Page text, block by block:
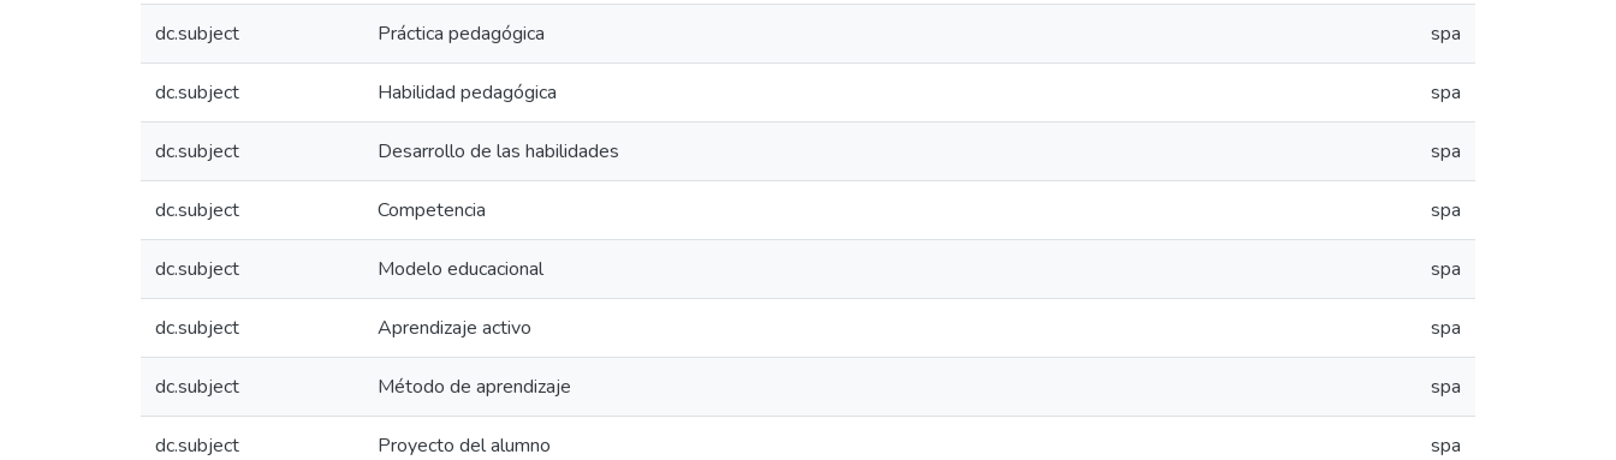
dc.subject Práctica pedagógica spa
dc.subject Habilidad pedagógica spa
dc.subject Desarrollo de las habilidades spa
dc.subject Competencia spa
dc.subject Modelo educacional spa
dc.subject Aprendizaje activo spa
dc.subject Método de aprendizaje spa
dc.subject Proyecto del alumno spa